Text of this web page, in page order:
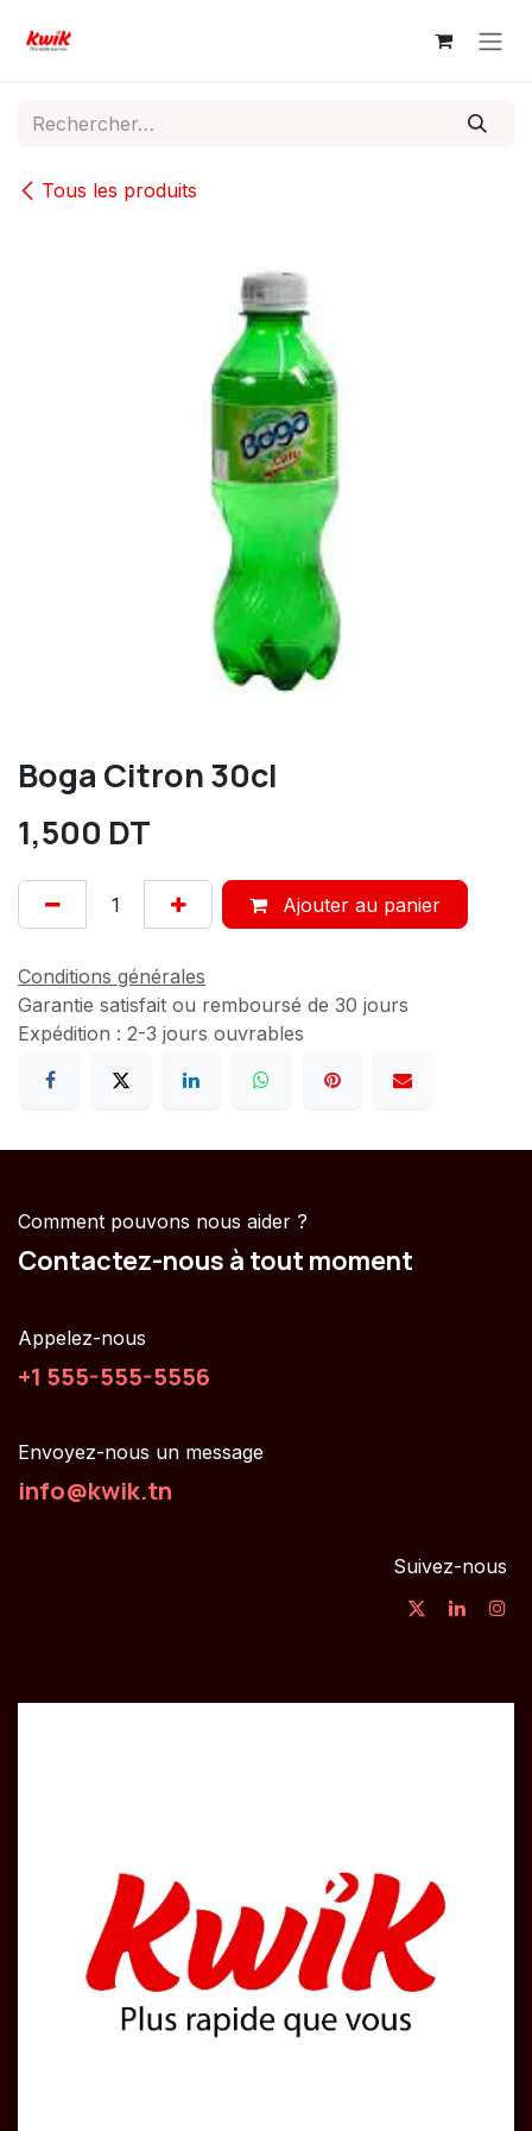
Tous les produits
Boga Citron 30cl
1,500 DT
Ajouter au panier
Conditions générales
Garantie satisfait ou remboursé de 30 jours
Expédition : 2-3 jours ouvrables
Comment pouvons nous aider ?
Contactez-nous à tout moment
Appelez-nous
+1 555-555-5556
Envoyez-nous un message
info@kwik.tn
Suivez-nous